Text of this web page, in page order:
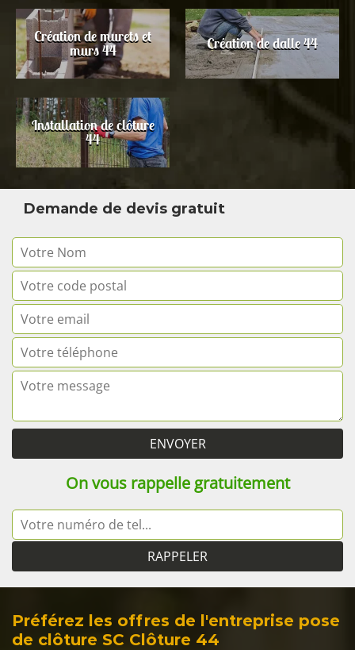
Création de murets et
murs 44 Création de dalle 44
Installation de clôture
44
Demande de devis gratuit
On vous rappelle gratuitement
Préférez les offres de l'entreprise pose
de clôture SC Clôture 44